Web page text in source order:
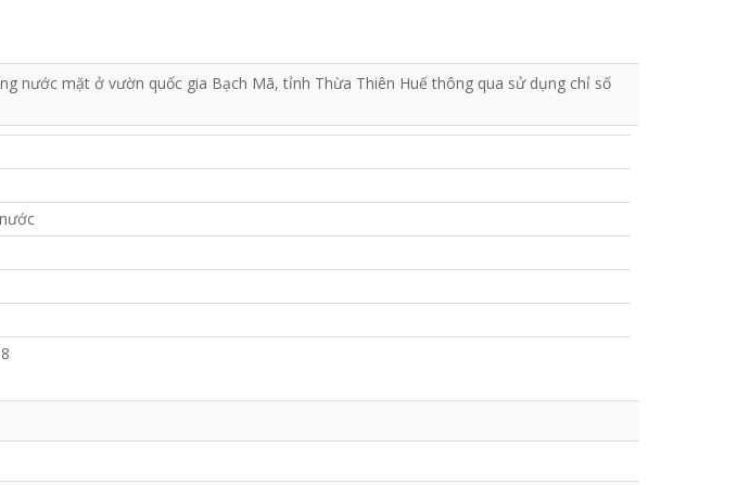
nước mặt ở vườn quốc gia Bạch Mã, tỉnh Thừa Thiên Huế thông qua sử dụng chỉ số